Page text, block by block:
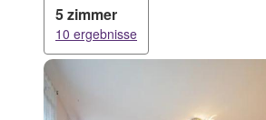
5 zimmer
10 ergebnisse